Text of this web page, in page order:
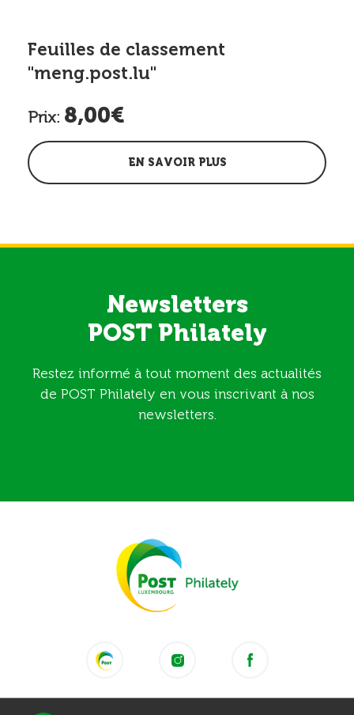
Feuilles de classement
"meng.post.lu"
Prix: 8,00€
EN SAVOIR PLUS
Newsletters
POST Philately
Restez informé à tout moment des actualités
de POST Philately en vous inscrivant à nos
newsletters.